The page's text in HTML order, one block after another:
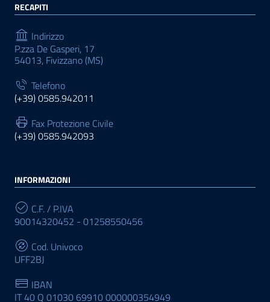
RECAPITI
Indirizzo
P.zza De Gasperi, 17
54013, Fivizzano (MS)
Telefono
(+39) 0585.942011
Fax Protezione Civile
(+39) 0585.942093
INFORMAZIONI
C.F. / P.IVA
90014320452 - 01258550456
Cod. Univoco
UFF2BJ
IBAN
IT 40 Q 01030 69910 000000354949